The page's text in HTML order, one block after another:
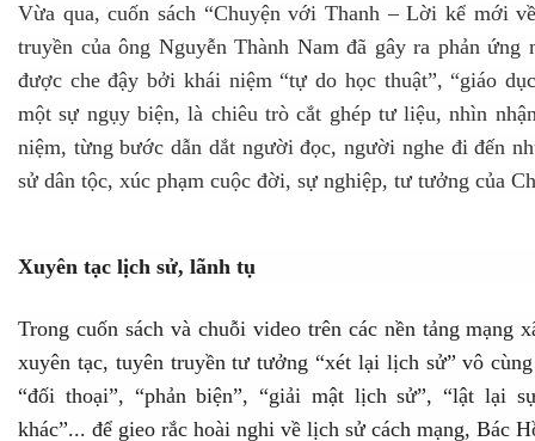
Vừa qua, cuốn sách “Chuyện với Thanh – Lời kể mới
truyền của ông Nguyễn Thành Nam đã gây ra phản ứng
được che đậy bởi khái niệm “tự do học thuật”, “giáo
một sự ngụy biện, là chiêu trò cắt ghép tư liệu, nhìn
niệm, từng bước dẫn dắt người đọc, người nghe đi đến
sử dân tộc, xúc phạm cuộc đời, sự nghiệp, tư tưởng của
Xuyên tạc lịch sử, lãnh tụ
Trong cuốn sách và chuỗi video trên các nền tảng mạng
xuyên tạc, tuyên truyền tư tưởng “xét lại lịch sử” vô
“đối thoại”, “phản biện”, “giải mật lịch sử”, “lật lại
khác”... để gieo rắc hoài nghi về lịch sử cách mạng, Bác